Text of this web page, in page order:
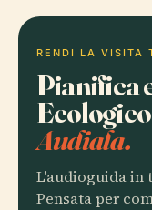
RENDI LA VISITA
Pianifica
Audiala.
L'audioguida in
Pensata per